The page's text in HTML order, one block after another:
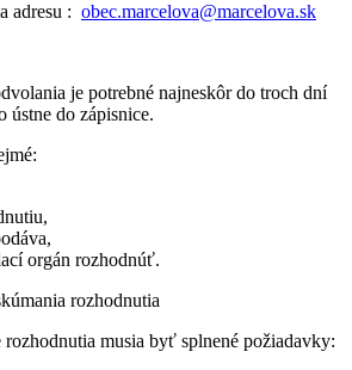
adresu : obec.marcelova@marcelova.sk
je potrebné najneskôr do troch dní
ústne do zápisnice.
orgán rozhodnúť.
rozhodnutia
rozhodnutia musia byť splnené požiadavky: